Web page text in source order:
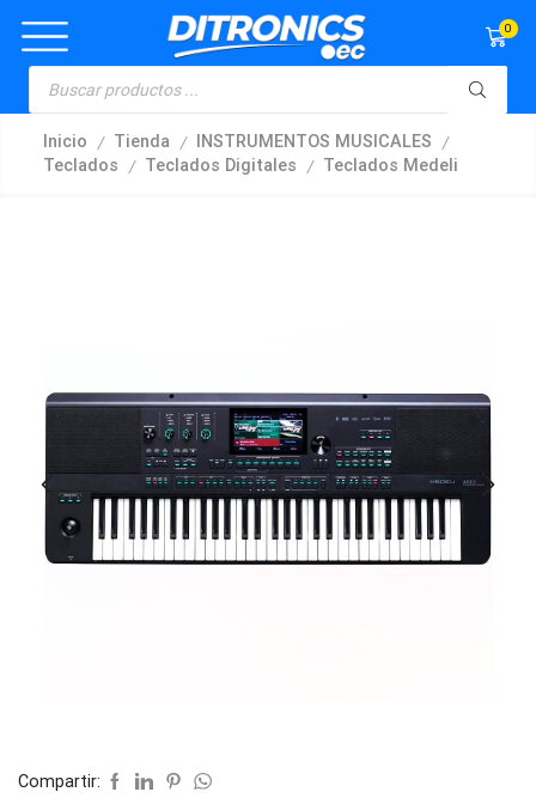
0
Inicio / Tienda / INSTRUMENTOS MUSICALES /
Teclados / Teclados Digitales / Teclados Medeli
Compartir: